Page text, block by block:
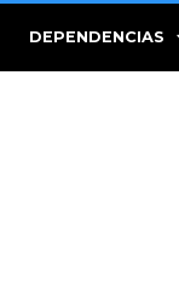
DEPENDENCIAS